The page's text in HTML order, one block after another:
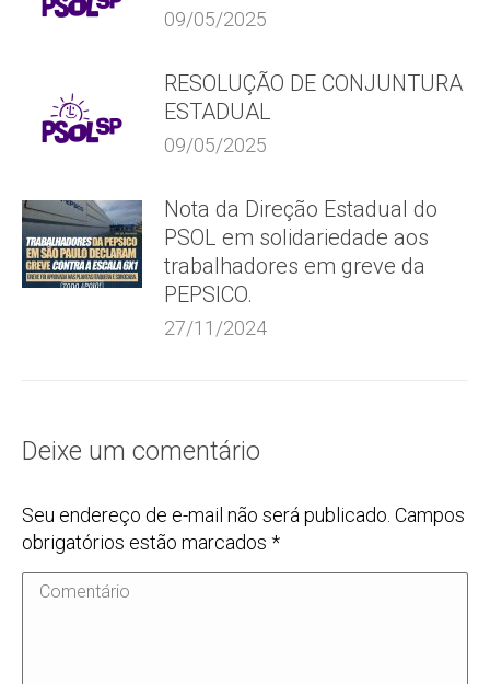
09/05/2025
RESOLUÇÃO DE CONJUNTURA
ESTADUAL
09/05/2025
Nota da Direção Estadual do
PSOL em solidariedade aos
trabalhadores em greve da
PEPSICO.
27/11/2024
Deixe um comentário
Seu endereço de e-mail não será publicado. Campos
obrigatórios estão marcados *
Comentário